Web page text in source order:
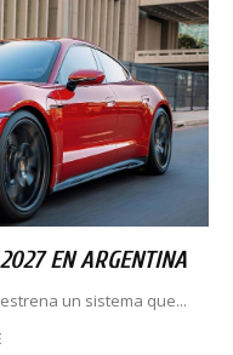
EN ARGENTINA
un sistema que...